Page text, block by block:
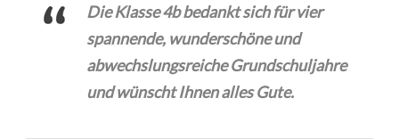
Die Klasse 4b bedankt sich für vier
spannende, wunderschöne und
abwechslungsreiche Grundschuljahre
und wünscht Ihnen alles Gute.